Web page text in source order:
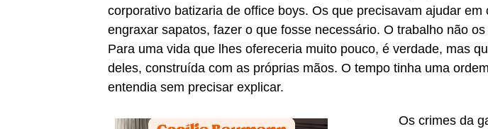
corporativo batizaria de office boys. Os que precisavam ajudar em
engraxar sapatos, fazer o que fosse necessário. O trabalho não
Para uma vida que lhes ofereceria muito pouco, é verdade, mas
deles, construída com as próprias mãos. O tempo tinha uma
entendia sem precisar explicar.
Os crimes da